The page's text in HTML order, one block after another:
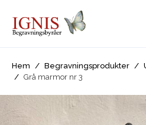
Hem / Begravningsprodukter /
/
Grå marmor nr 3